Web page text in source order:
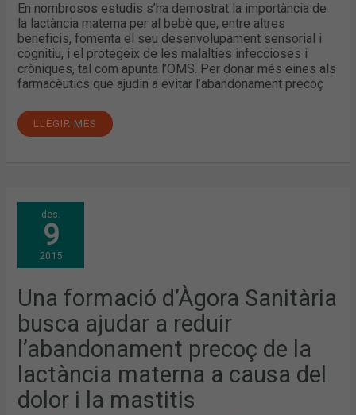
En nombrosos estudis s’ha demostrat la importància de
la lactància materna per al bebè que, entre altres
beneficis, fomenta el seu desenvolupament sensorial i
cognitiu, i el protegeix de les malalties infeccioses i
cròniques, tal com apunta l’OMS. Per donar més eines als
farmacèutics que ajudin a evitar l’abandonament precoç
LLEGIR MÉS
des.
9
2015
Una formació d’Àgora Sanitària
busca ajudar a reduir
l’abandonament precoç de la
lactància materna a causa del
dolor i la mastitis
UNA
FORMACIÓ
D’ÀGORA
SANITÀRIA
BUSCA
AJUDAR
A
L’ABANDONAMENT
PRECOÇ
DE
LA
LACTÀNCIA
MATERNA
A
CAUSA
DEL
DOLOR
LA